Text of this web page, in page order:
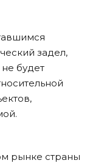
задел,
будет
рынке страны